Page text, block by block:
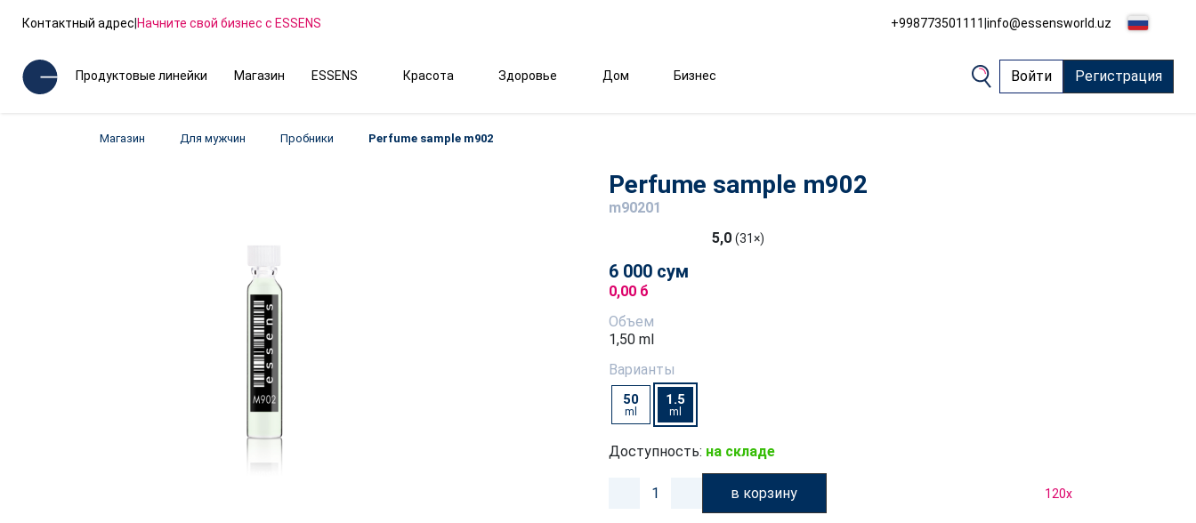
Контактный адрес|Начните свой бизнес с ESSENS +998773501111|info@essensworld.uz
Продуктовые линейки Магазин ESSENS Красота Здоровье Дом Бизнес Войти Регистрация
Магазин Для мужчин Пробники Perfume sample m902
Perfume sample m902
m90201
5,0 (31×)
6 000 сум
0,00 б
Объем
1,50 ml
Варианты
50
ml
1.5
ml
Доступность: на складе
в корзину 120x